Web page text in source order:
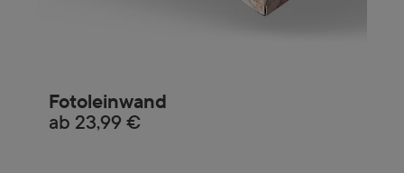
Fotoleinwand
ab 23,99 €